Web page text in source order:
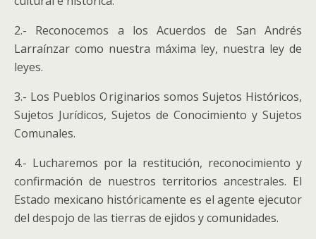
2.- Reconocemos a los Acuerdos de San Andrés
Larraínzar como nuestra máxima ley, nuestra ley de
leyes.
3.- Los Pueblos Originarios somos Sujetos Históricos,
Sujetos Jurídicos, Sujetos de Conocimiento y Sujetos
Comunales.
4.- Lucharemos por la restitución, reconocimiento y
confirmación de nuestros territorios ancestrales. El
Estado mexicano históricamente es el agente ejecutor
del despojo de las tierras de ejidos y comunidades.